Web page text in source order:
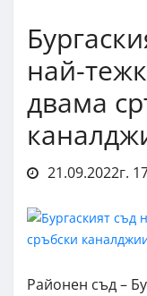
най-
двама
21.09.2022г.
Районен съд –